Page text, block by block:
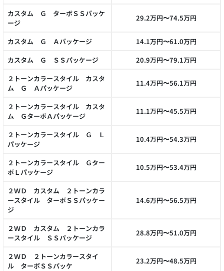
カスタム Ｇ ターボＳＳパッケ
ージ
29.2万円〜74.5万円
カスタム Ｇ Ａパッケージ
14.1万円〜61.0万円
カスタム Ｇ ＳＳパッケージ
20.9万円〜79.1万円
２トーンカラースタイル カスタ
ム Ｇ Ａパッケージ
11.4万円〜56.1万円
２トーンカラースタイル カスタ
ム ＧターボＡパッケージ
11.1万円〜45.5万円
２トーンカラースタイル Ｇ Ｌ
パッケージ
10.4万円〜54.3万円
２トーンカラースタイル Ｇター
ボＬパッケージ
10.5万円〜53.4万円
２ＷＤ カスタム ２トーンカラ
ースタイル ターボＳＳパッケー
ジ
14.6万円〜56.5万円
２ＷＤ カスタム ２トーンカラ
ースタイル ＳＳパッケージ
28.8万円〜51.0万円
２ＷＤ ２トーンカラースタイ
ル ターボＳＳパッケ
23.2万円〜48.5万円